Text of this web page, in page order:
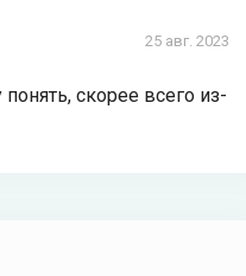
25 авг. 2023
скорее всего из-